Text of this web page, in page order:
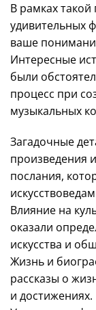
В рамках
удивительных
ваше
Интересные
были
процесс при
музыкальных
Загадочные
произведения
послания,
Влияние на
оказали
искусства и
Жизнь и
рассказы о
и достижениях.